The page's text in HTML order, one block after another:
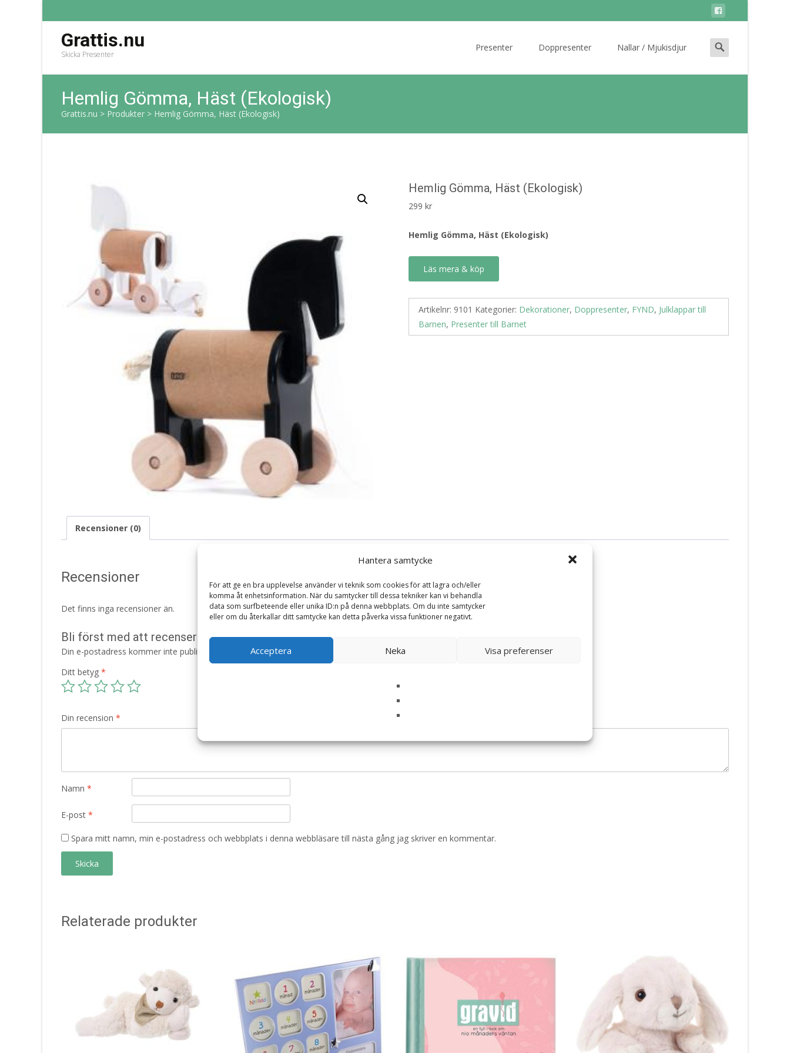
Hantera samtycke
För att ge en bra upplevelse använder vi teknik som cookies för att lagra och/eller
komma åt enhetsinformation. När du samtycker till dessa tekniker kan vi behandla
data som surfbeteende eller unika ID:n på denna webbplats. Om du inte samtycker
eller om du återkallar ditt samtycke kan detta påverka vissa funktioner negativt.
Acceptera Neka Visa preferenser
Grattis.nu
Skicka Presenter
Presenter Doppresenter Nallar / Mjukisdjur
Search
for:
Hemlig Gömma, Häst (Ekologisk)
Grattis.nu > Produkter > Hemlig Gömma, Häst (Ekologisk)
Hemlig Gömma, Häst (Ekologisk)
299 kr
Hemlig Gömma, Häst (Ekologisk)
Läs mera & köp
Artikelnr: 9101 Kategorier: Dekorationer, Doppresenter, FYND, Julklappar till
Barnen, Presenter till Barnet
Recensioner (0)
Recensioner
Det finns inga recensioner än.
Bli först med att recensera ”Hemlig Gömma, Häst (Ekologisk)”
Din e-postadress kommer inte publiceras. Obligatoriska fält är märkta
Ditt betyg *
Din recension *
Namn *
E-post *
Spara mitt namn, min e-postadress och webbplats i denna webbläsare till nästa gång jag skriver en kommentar.
Relaterade produkter